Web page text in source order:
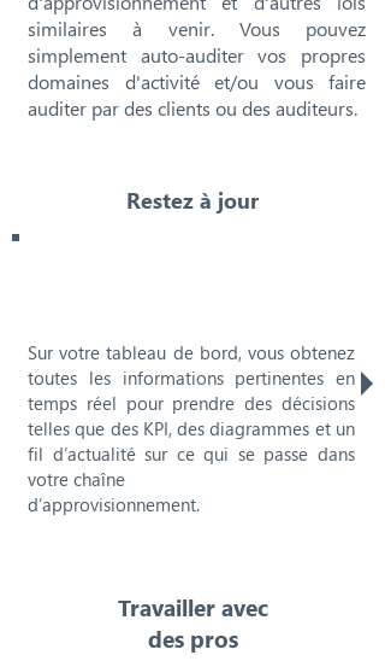
similaires à venir. Vous pouvez
simplement auto-auditer vos propres
domaines d'activité et/ou vous faire
auditer par des clients ou des auditeurs.
Restez à jour
Sur votre tableau de bord, vous obtenez
toutes les informations pertinentes en
temps réel pour prendre des décisions
telles que des KPI, des diagrammes et un
fil d’actualité sur ce qui se passe dans
votre chaîne
d’approvisionnement.
Travailler avec
des pros